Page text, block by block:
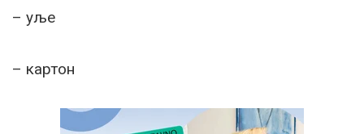
– уље
– картон